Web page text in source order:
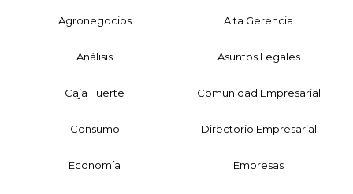
Agronegocios Alta Gerencia
Análisis Asuntos Legales
Caja Fuerte Comunidad Empresarial
Consumo Directorio Empresarial
Economía Empresas